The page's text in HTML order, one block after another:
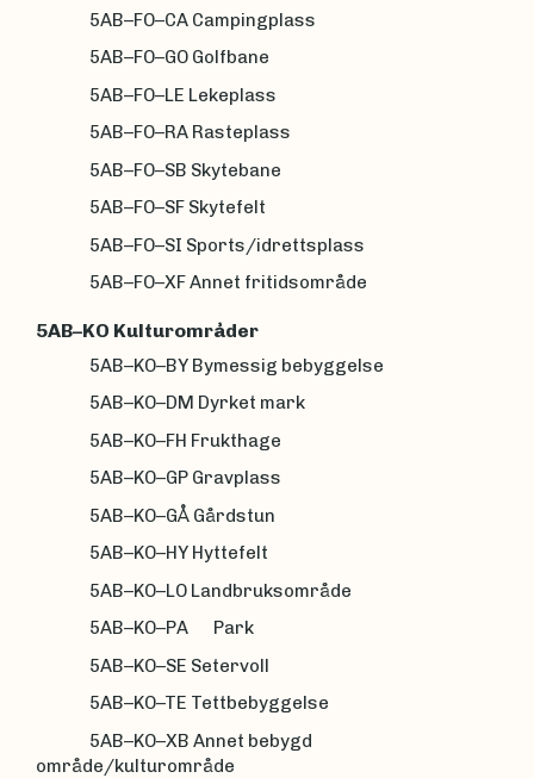
5AB–FO–CA Campingplass
5AB–FO–GO Golfbane
5AB–FO–LE Lekeplass
5AB–FO–RA Rasteplass
5AB–FO–SB Skytebane
5AB–FO–SF Skytefelt
5AB–FO–SI Sports/idrettsplass
5AB–FO–XF Annet fritidsområde
5AB–KO Kulturområder
5AB–KO–BY Bymessig bebyggelse
5AB–KO–DM Dyrket mark
5AB–KO–FH Frukthage
5AB–KO–GP Gravplass
5AB–KO–GÅ Gårdstun
5AB–KO–HY Hyttefelt
5AB–KO–LO Landbruksområde
5AB–KO–PA Park
5AB–KO–SE Setervoll
5AB–KO–TE Tettbebyggelse
5AB–KO–XB Annet bebygd
område/kulturområde